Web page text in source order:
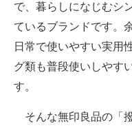
で、暮らしになじむシ
ているブランドです。
日常で使いやすい実用
グ類も普段使いしやす
す。
そんな無印良品の「